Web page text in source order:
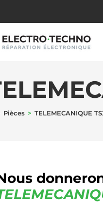
Pièces > TELEMECANIQUE